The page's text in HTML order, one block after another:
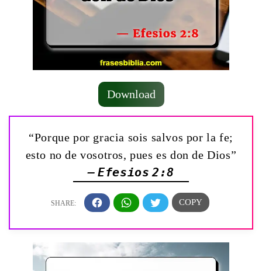
Download
“Porque por gracia sois salvos por la fe;
esto no de vosotros, pues es don de Dios”
— Efesios 2:8